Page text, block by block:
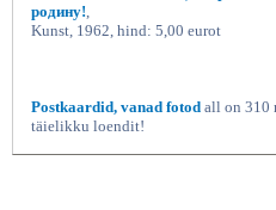
родину!
Kunst, 1962, hind: 5,00 eurot
Postkaardid, vanad fotod all on 310
täielikku loendit!